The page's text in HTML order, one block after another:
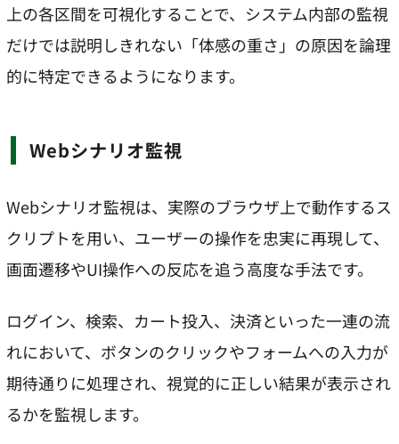
上の各区間を可視化することで、システム内部の監視
だけでは説明しきれない「体感の重さ」の原因を論理
的に特定できるようになります。
Webシナリオ監視
Webシナリオ監視は、実際のブラウザ上で動作するス
クリプトを用い、ユーザーの操作を忠実に再現して、
画面遷移やUI操作への反応を追う高度な手法です。
ログイン、検索、カート投入、決済といった一連の流
れにおいて、ボタンのクリックやフォームへの入力が
期待通りに処理され、視覚的に正しい結果が表示され
るかを監視します。